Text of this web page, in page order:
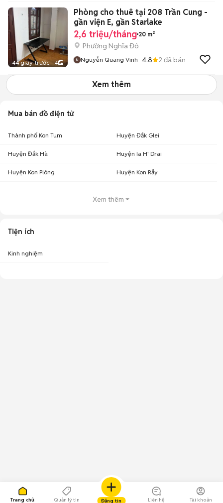
Trang chủ Quản lý tin Đăng tin Liên hệ Tài khoản
44 giây trước 4
Phòng cho thuê tại 208 Trần Cung -
gần viện E, gần Starlake
2,6 triệu/tháng 20 m²
Phường Nghĩa Đô
Nguyễn Quang Vinh 4.8 2 đã bán
Xem thêm
Mua bán đồ điện tử
Thành phố Kon Tum Huyện Đắk Glei
Huyện Đắk Hà Huyện Ia H' Drai
Huyện Kon Plông Huyện Kon Rẫy
Xem thêm
Tiện ích
Kinh nghiệm